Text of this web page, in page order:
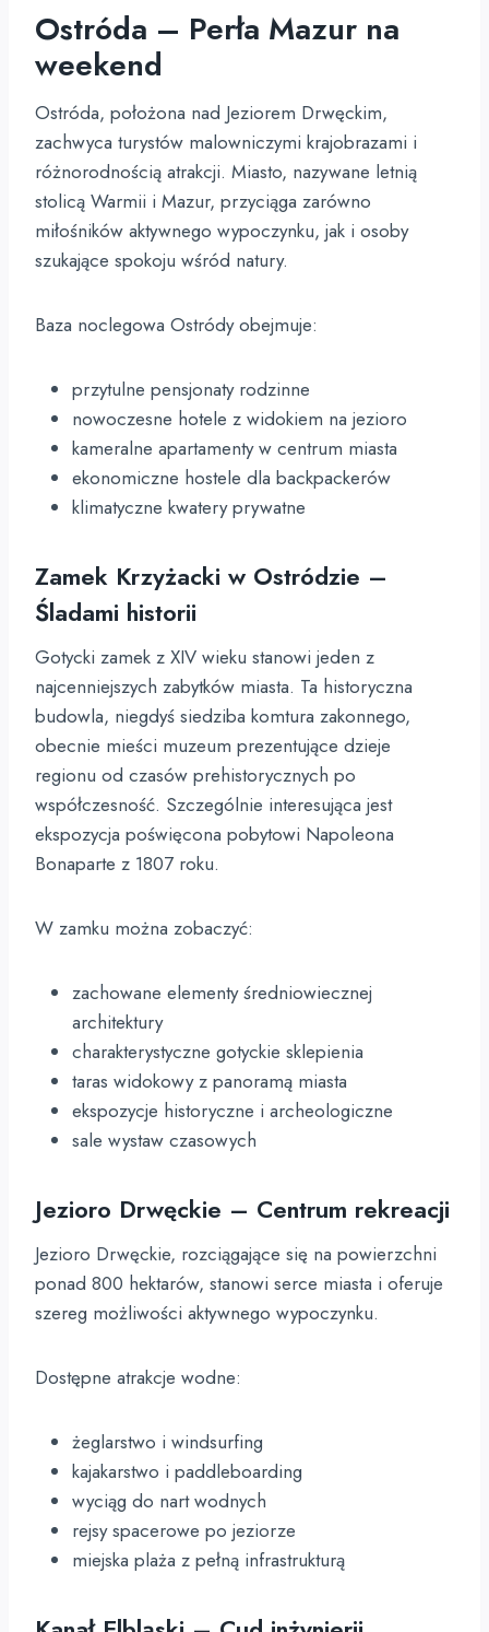
Ostróda – Perła Mazur na
weekend
Ostróda, położona nad Jeziorem Drwęckim,
zachwyca turystów malowniczymi krajobrazami i
różnorodnością atrakcji. Miasto, nazywane letnią
stolicą Warmii i Mazur, przyciąga zarówno
miłośników aktywnego wypoczynku, jak i osoby
szukające spokoju wśród natury.
Baza noclegowa Ostródy obejmuje:
przytulne pensjonaty rodzinne
nowoczesne hotele z widokiem na jezioro
kameralne apartamenty w centrum miasta
ekonomiczne hostele dla backpackerów
klimatyczne kwatery prywatne
Zamek Krzyżacki w Ostródzie –
Śladami historii
Gotycki zamek z XIV wieku stanowi jeden z
najcenniejszych zabytków miasta. Ta historyczna
budowla, niegdyś siedziba komtura zakonnego,
obecnie mieści muzeum prezentujące dzieje
regionu od czasów prehistorycznych po
współczesność. Szczególnie interesująca jest
ekspozycja poświęcona pobytowi Napoleona
Bonaparte z 1807 roku.
W zamku można zobaczyć:
zachowane elementy średniowiecznej
architektury
charakterystyczne gotyckie sklepienia
taras widokowy z panoramą miasta
ekspozycje historyczne i archeologiczne
sale wystaw czasowych
Jezioro Drwęckie – Centrum rekreacji
Jezioro Drwęckie, rozciągające się na powierzchni
ponad 800 hektarów, stanowi serce miasta i oferuje
szereg możliwości aktywnego wypoczynku.
Dostępne atrakcje wodne:
żeglarstwo i windsurfing
kajakarstwo i paddleboarding
wyciąg do nart wodnych
rejsy spacerowe po jeziorze
miejska plaża z pełną infrastrukturą